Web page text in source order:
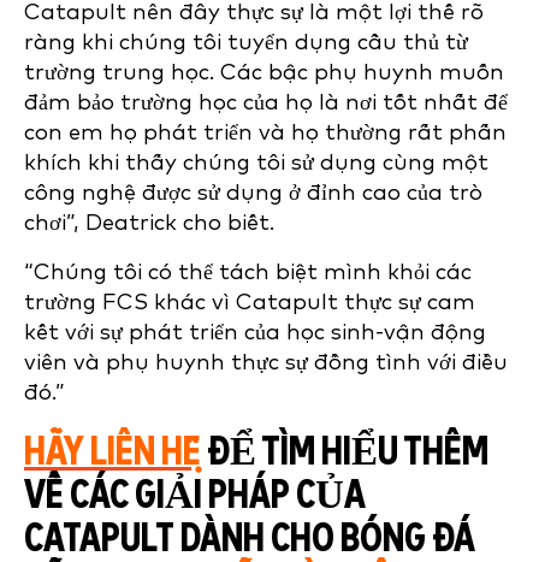
Catapult nên đây thực sự là một lợi thế rõ
ràng khi chúng tôi tuyển dụng cầu thủ từ
trường trung học. Các bậc phụ huynh muốn
đảm bảo trường học của họ là nơi tốt nhất để
con em họ phát triển và họ thường rất phấn
khích khi thấy chúng tôi sử dụng cùng một
công nghệ được sử dụng ở đỉnh cao của trò
chơi”, Deatrick cho biết.
“Chúng tôi có thể tách biệt mình khỏi các
trường FCS khác vì Catapult thực sự cam
kết với sự phát triển của học sinh-vận động
viên và phụ huynh thực sự đồng tình với điều
đó.”
HÃY LIÊN HỆ ĐỂ TÌM HIỂU THÊM
VỀ CÁC GIẢI PHÁP CỦA
CATAPULT DÀNH CHO BÓNG ĐÁ